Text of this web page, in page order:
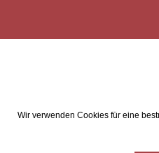
Wir verwenden Cookies für eine